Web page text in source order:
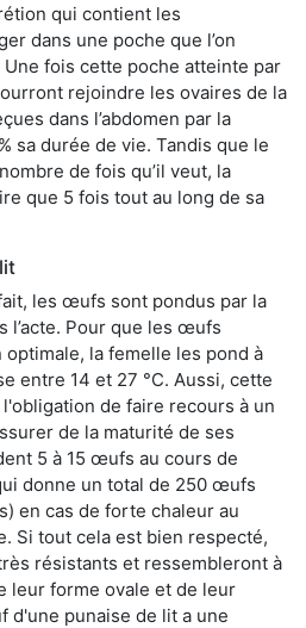
qui contient les
dans une poche que l’on
fois cette poche atteinte par
rejoindre les ovaires de la
dans l’abdomen par la
sa durée de vie. Tandis que le
de fois qu’il veut, la
que 5 fois tout au long de sa
les œufs sont pondus par la
l’acte. Pour que les œufs
la femelle les pond à
entre 14 et 27 °C. Aussi, cette
de faire recours à un
de la maturité de ses
5 à 15 œufs au cours de
donne un total de 250 œufs
en cas de forte chaleur au
Si tout cela est bien respecté,
résistants et ressembleront à
leur forme ovale et de leur
d'une punaise de lit a une